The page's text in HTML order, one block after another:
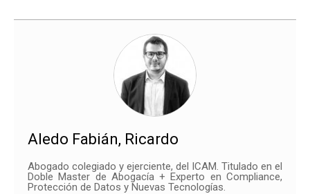
Aledo Fabián, Ricardo
Abogado colegiado y ejerciente, del ICAM. Titulado en el
Doble Master de Abogacía + Experto en Compliance,
Protección de Datos y Nuevas Tecnologías.